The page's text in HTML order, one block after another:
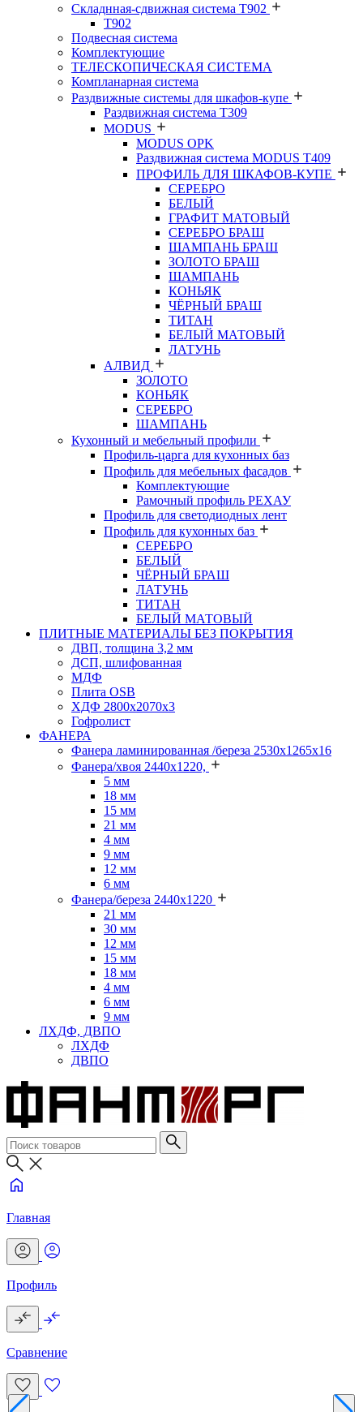
Складнная-сдвижная система Т902
T902
Подвесная система
Комплектующие
ТЕЛЕСКОПИЧЕСКАЯ СИСТЕМА
Компланарная система
Раздвижные системы для шкафов-купе
Раздвижная система Т309
MODUS
MODUS OPK
Раздвижная система MODUS T409
ПРОФИЛЬ ДЛЯ ШКАФОВ-КУПЕ
СЕРЕБРО
БЕЛЫЙ
ГРАФИТ МАТОВЫЙ
СЕРЕБРО БРАШ
ШАМПАНЬ БРАШ
ЗОЛОТО БРАШ
ШАМПАНЬ
КОНЬЯК
ЧЁРНЫЙ БРАШ
ТИТАН
БЕЛЫЙ МАТОВЫЙ
ЛАТУНЬ
АЛВИД
ЗОЛОТО
КОНЬЯК
СЕРЕБРО
ШАМПАНЬ
Кухонный и мебельный профили
Профиль-царга для кухонных баз
Профиль для мебельных фасадов
Комплектующие
Рамочный профиль РЕХАУ
Профиль для светодиодных лент
Профиль для кухонных баз
СЕРЕБРО
БЕЛЫЙ
ЧЁРНЫЙ БРАШ
ЛАТУНЬ
ТИТАН
БЕЛЫЙ МАТОВЫЙ
ПЛИТНЫЕ МАТЕРИАЛЫ БЕЗ ПОКРЫТИЯ
ДВП, толщина 3,2 мм
ДСП, шлифованная
МДФ
Плита OSB
ХДФ 2800х2070х3
Гофролист
ФАНЕРА
Фанера ламинированная /береза 2530х1265х16
Фанера/хвоя 2440х1220,
5 мм
18 мм
15 мм
21 мм
4 мм
9 мм
12 мм
6 мм
Фанера/береза 2440х1220
21 мм
30 мм
12 мм
15 мм
18 мм
4 мм
6 мм
9 мм
ЛХДФ, ДВПО
ЛХДФ
ДВПО
Главная
Профиль
Сравнение